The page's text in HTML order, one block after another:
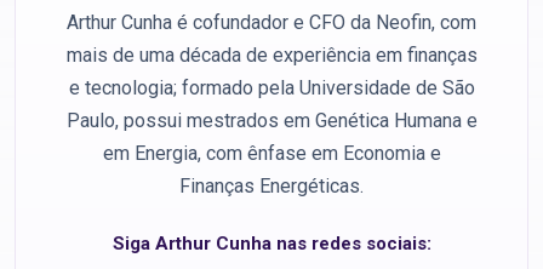
Arthur Cunha é cofundador e CFO da Neofin, com
mais de uma década de experiência em finanças
e tecnologia; formado pela Universidade de São
Paulo, possui mestrados em Genética Humana e
em Energia, com ênfase em Economia e
Finanças Energéticas.
Siga Arthur Cunha nas redes sociais: